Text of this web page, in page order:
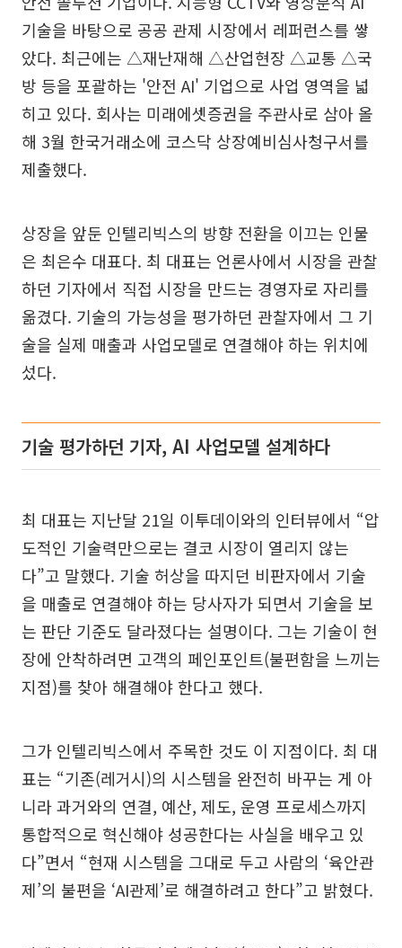
기술을 바탕으로 공공 관제 시장에서 레퍼런스를 쌓
았다. 최근에는 △재난재해 △산업현장 △교통 △국
방 등을 포괄하는 '안전 AI' 기업으로 사업 영역을 넓
히고 있다. 회사는 미래에셋증권을 주관사로 삼아 올
해 3월 한국거래소에 코스닥 상장예비심사청구서를
제출했다.
상장을 앞둔 인텔리빅스의 방향 전환을 이끄는 인물
은 최은수 대표다. 최 대표는 언론사에서 시장을 관찰
하던 기자에서 직접 시장을 만드는 경영자로 자리를
옮겼다. 기술의 가능성을 평가하던 관찰자에서 그 기
술을 실제 매출과 사업모델로 연결해야 하는 위치에
섰다.
기술 평가하던 기자, AI 사업모델 설계하다
최 대표는 지난달 21일 이투데이와의 인터뷰에서 “압
도적인 기술력만으로는 결코 시장이 열리지 않는
다”고 말했다. 기술 허상을 따지던 비판자에서 기술
을 매출로 연결해야 하는 당사자가 되면서 기술을 보
는 판단 기준도 달라졌다는 설명이다. 그는 기술이 현
장에 안착하려면 고객의 페인포인트(불편함을 느끼는
지점)를 찾아 해결해야 한다고 했다.
그가 인텔리빅스에서 주목한 것도 이 지점이다. 최 대
표는 “기존(레거시)의 시스템을 완전히 바꾸는 게 아
니라 과거와의 연결, 예산, 제도, 운영 프로세스까지
통합적으로 혁신해야 성공한다는 사실을 배우고 있
다”면서 “현재 시스템을 그대로 두고 사람의 ‘육안관
제’의 불편을 ‘AI관제’로 해결하려고 한다”고 밝혔다.